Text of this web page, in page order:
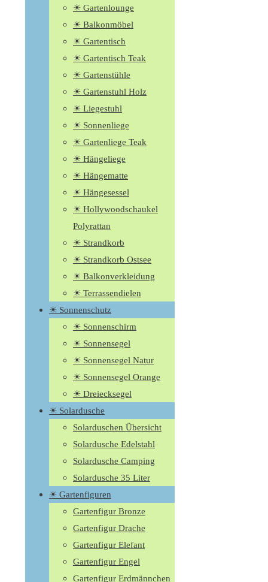
☀ Gartenlounge
☀ Balkonmöbel
☀ Gartentisch
☀ Gartentisch Teak
☀ Gartenstühle
☀ Gartenstuhl Holz
☀ Liegestuhl
☀ Sonnenliege
☀ Gartenliege Teak
☀ Hängeliege
☀ Hängematte
☀ Hängesessel
☀ Hollywoodschaukel
Polyrattan
☀ Strandkorb
☀ Strandkorb Ostsee
☀ Balkonverkleidung
☀ Terrassendielen
☀ Sonnenschutz
☀ Sonnenschirm
☀ Sonnensegel
☀ Sonnensegel Natur
☀ Sonnensegel Orange
☀ Dreiecksegel
☀ Solardusche
Solarduschen Übersicht
Solardusche Edelstahl
Solardusche Camping
Solardusche 35 Liter
☀ Gartenfiguren
Gartenfigur Bronze
Gartenfigur Drache
Gartenfigur Elefant
Gartenfigur Engel
Gartenfigur Erdmännchen